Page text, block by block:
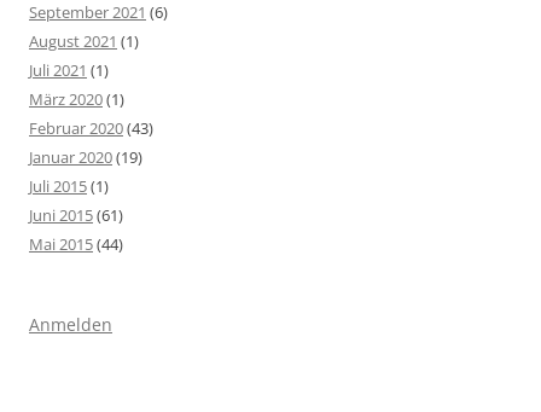
September 2021 (6)
August 2021 (1)
Juli 2021 (1)
März 2020(1)
Februar 2020(43)
Januar 2020(19)
Juli 2015(1)
Juni 2015(61)
Mai 2015(44)
Anmelden